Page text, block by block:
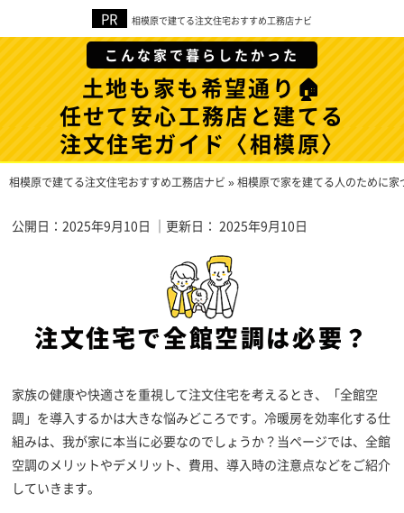
相模原で建てる注文住宅おすすめ工務店ナビ
こんな家で暮らしたかった
土地も家も希望通り🏠
任せて安心工務店と建てる
注文住宅ガイド〈相模原〉
相模原で建てる注文住宅おすすめ工務店ナビ »相模原で家を建てる人のために家
公開日：2025年9月10日 ｜更新日：2025年9月10日
注文住宅で全館空調は必要？
家族の健康や快適さを重視して注文住宅を考えるとき、「全館空
調」を導入するかは大きな悩みどころです。冷暖房を効率化する仕
組みは、我が家に本当に必要なのでしょうか？当ページでは、全館
空調のメリットやデメリット、費用、導入時の注意点などをご紹介
していきます。